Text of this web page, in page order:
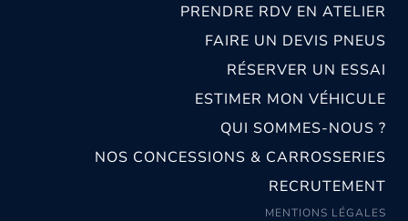
PRENDRE RDV EN ATELIER
FAIRE UN DEVIS PNEUS
RÉSERVER UN ESSAI
ESTIMER MON VÉHICULE
QUI SOMMES-NOUS ?
NOS CONCESSIONS & CARROSSERIES
RECRUTEMENT
MENTIONS LÉGALES